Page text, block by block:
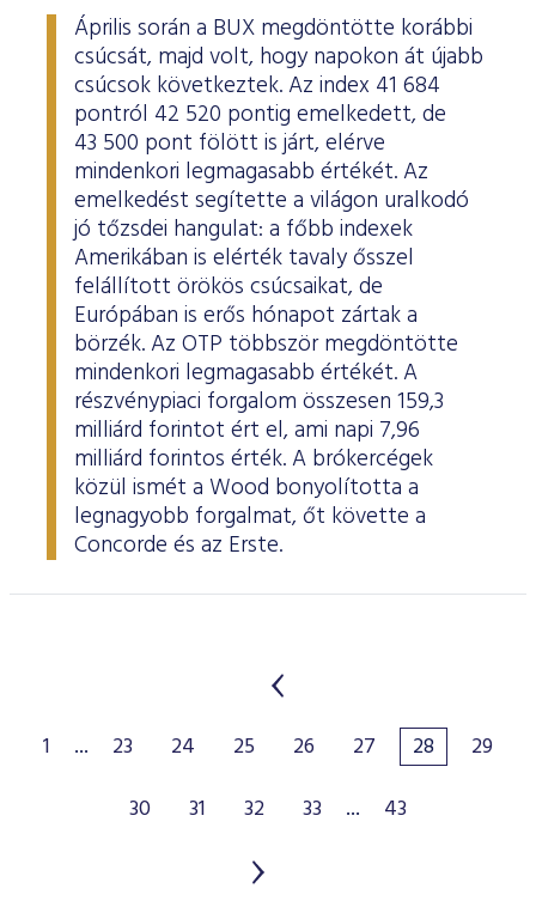
Április során a BUX megdöntötte korábbi
csúcsát, majd volt, hogy napokon át újabb
csúcsok következtek. Az index 41 684
pontról 42 520 pontig emelkedett, de
43 500 pont fölött is járt, elérve
mindenkori legmagasabb értékét. Az
emelkedést segítette a világon uralkodó
jó tőzsdei hangulat: a főbb indexek
Amerikában is elérték tavaly ősszel
felállított örökös csúcsaikat, de
Európában is erős hónapot zártak a
börzék. Az OTP többször megdöntötte
mindenkori legmagasabb értékét. A
részvénypiaci forgalom összesen 159,3
milliárd forintot ért el, ami napi 7,96
milliárd forintos érték. A brókercégek
közül ismét a Wood bonyolította a
legnagyobb forgalmat, őt követte a
Concorde és az Erste.
1 ... 23 24 25 26 27 28
29
30
31 32 33 ... 43